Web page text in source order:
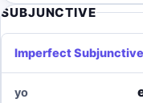
SUBJUNCTIVE
Imperfect Subjunctive
yo